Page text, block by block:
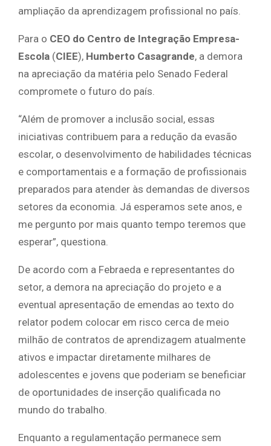
ampliação da aprendizagem profissional no país.
Para o CEO do Centro de Integração Empresa-
Escola (CIEE), Humberto Casagrande, a demora
na apreciação da matéria pelo Senado Federal
compromete o futuro do país.
“Além de promover a inclusão social, essas
iniciativas contribuem para a redução da evasão
escolar, o desenvolvimento de habilidades técnicas
e comportamentais e a formação de profissionais
preparados para atender às demandas de diversos
setores da economia. Já esperamos sete anos, e
me pergunto por mais quanto tempo teremos que
esperar”, questiona.
De acordo com a Febraeda e representantes do
setor, a demora na apreciação do projeto e a
eventual apresentação de emendas ao texto do
relator podem colocar em risco cerca de meio
milhão de contratos de aprendizagem atualmente
ativos e impactar diretamente milhares de
adolescentes e jovens que poderiam se beneficiar
de oportunidades de inserção qualificada no
mundo do trabalho.
Enquanto a regulamentação permanece sem